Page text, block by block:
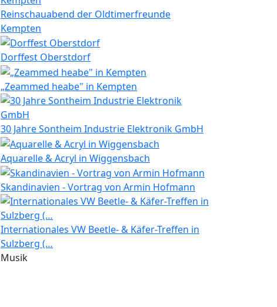
Reinschauabend der Oldtimerfreunde
Kempten
Dorffest Oberstdorf
„Zeammed heabe" in Kempten
30 Jahre Sontheim Industrie Elektronik GmbH
Aquarelle & Acryl in Wiggensbach
Skandinavien - Vortrag von Armin Hofmann
Internationales VW Beetle- & Käfer-Treffen in
Sulzberg (…
Musik